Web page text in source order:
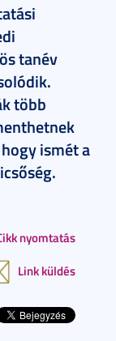
tanév
több
ismét a
nyomtatás
Link küldés